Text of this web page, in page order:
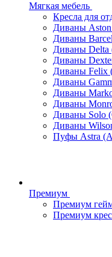
Мягкая мебель
Кресла для
Диваны
Диваны
Диваны Delta
Диваны
Диваны Felix
Диваны
Диваны
Диваны
Диваны Solo
Диваны
Пуфы Astra
Премиум
Премиум
Премиум